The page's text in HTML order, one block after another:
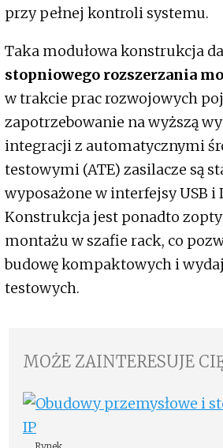
przy pełnej kontroli systemu.
Taka modułowa konstrukcja
stopniowego rozszerzania
w trakcie prac rozwojowych
zapotrzebowanie na wyższą
integracji z automatycznymi
testowymi (ATE) zasilacze są
wyposażone w interfejsy USB i
Konstrukcja jest ponadto
montażu w szafie rack, co
budowę kompaktowych i
testowych.
MOŻE ZAINTERESUJE